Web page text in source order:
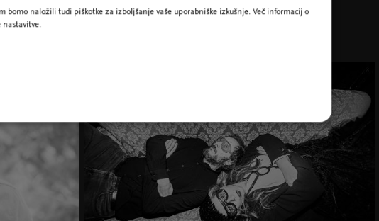
bomo naložili tudi piškotke za izboljšanje vaše uporabniške izkušnje. Več informacij o
nastavitve.